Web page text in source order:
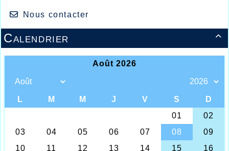
Nous contacter

Calendrier
Sander, Julie, au centre le papa de Julie....
Une saison riche en compétitions pour les
athlètes de l’AHVL, et si certains sont partis
en vacances d’autres sont toujours sur le
pont des compétitions sur piste ou sur